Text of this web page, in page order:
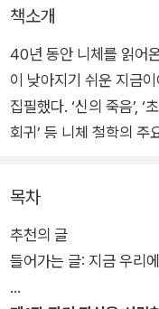
책소개
40년 동안 니체를 읽어
이 낮아지기 쉬운 지금
집필했다. ‘신의 죽음’, ‘
회귀’ 등 니체 철학의 주
아가는 방법들을 제시한
단독자로서 고독의 자유
계를 만들고, 고통 속에
운명에 감사하고, 노예
목차
추천의 글
들어가는 글: 지금 우리